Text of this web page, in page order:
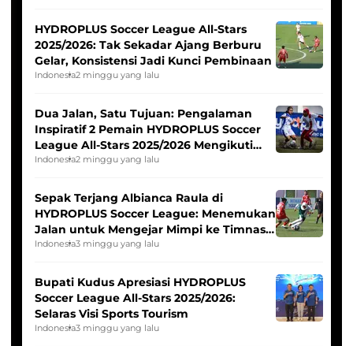
HYDROPLUS Soccer League All-Stars
2025/2026: Tak Sekadar Ajang Berburu
Gelar, Konsistensi Jadi Kunci Pembinaan
Indonesia2 minggu yang lalu
Dua Jalan, Satu Tujuan: Pengalaman
Inspiratif 2 Pemain HYDROPLUS Soccer
League All-Stars 2025/2026 Mengikuti
Seleksi Timnas Indonesia Putri
Indonesia2 minggu yang lalu
Sepak Terjang Albianca Raula di
HYDROPLUS Soccer League: Menemukan
Jalan untuk Mengejar Mimpi ke Timnas
Indonesia Putri
Indonesia3 minggu yang lalu
Bupati Kudus Apresiasi HYDROPLUS
Soccer League All-Stars 2025/2026:
Selaras Visi Sports Tourism
Indonesia3 minggu yang lalu